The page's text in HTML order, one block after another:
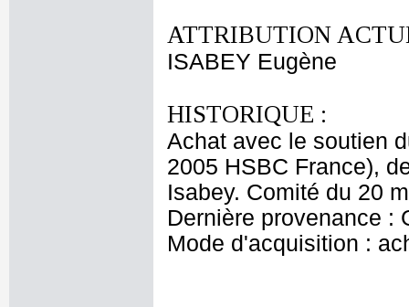
ATTRIBUTION
ISABEY Eugène
HISTORIQUE :
Achat avec le soutien
2005 HSBC France),
Isabey. Comité du 20
Dernière provenance :
Mode d'acquisition :